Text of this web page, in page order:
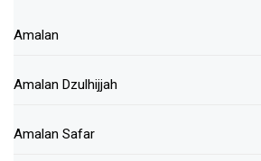
Amalan
Amalan Dzulhijjah
Amalan Safar